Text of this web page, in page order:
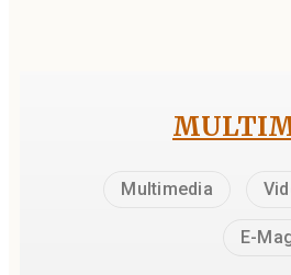
Multimedia
E-